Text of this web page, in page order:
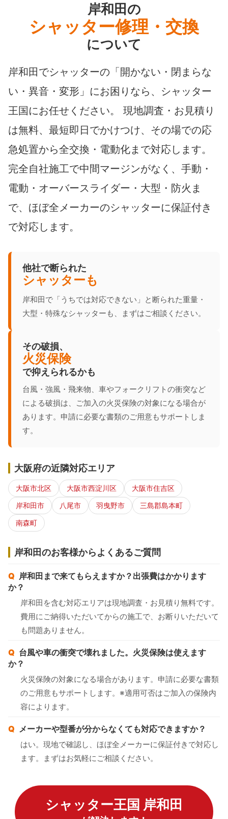
岸和田の
シャッター修理・交換
について
岸和田でシャッターの「開かない・閉まらな
い・異音・変形」にお困りなら、シャッター
王国にお任せください。 現地調査・お見積り
は無料、最短即日でかけつけ、その場での応
急処置から全交換・電動化まで対応します。
完全自社施工で中間マージンがなく、手動・
電動・オーバースライダー・大型・防火ま
で、ほぼ全メーカーのシャッターに保証付き
で対応します。
他社で断られた
シャッターも
岸和田で「うちでは対応できない」と断られた重量・
大型・特殊なシャッターも、まずはご相談ください。
その破損、
火災保険
で抑えられるかも
台風・強風・飛来物、車やフォークリフトの衝突など
による破損は、ご加入の火災保険の対象になる場合が
あります。申請に必要な書類のご用意もサポートしま
す。
大阪府の近隣対応エリア
大阪市北区 大阪市西淀川区
大阪市住吉区
岸和田市
八尾市 羽曳野市
三島郡島本町
南森町
岸和田のお客様からよくあるご質問
岸和田まで来てもらえますか？出張費はかかります
か？
岸和田を含む対応エリアは現地調査・お見積り無料です。
費用にご納得いただいてからの施工で、お断りいただいて
も問題ありません。
台風や車の衝突で壊れました。火災保険は使えます
か？
火災保険の対象になる場合があります。申請に必要な書類
のご用意もサポートします。※適用可否はご加入の保険内
容によります。
メーカーや型番が分からなくても対応できますか？
はい。現地で確認し、ほぼ全メーカーに保証付きで対応し
ます。まずはお気軽にご相談ください。
シャッター王国 岸和田